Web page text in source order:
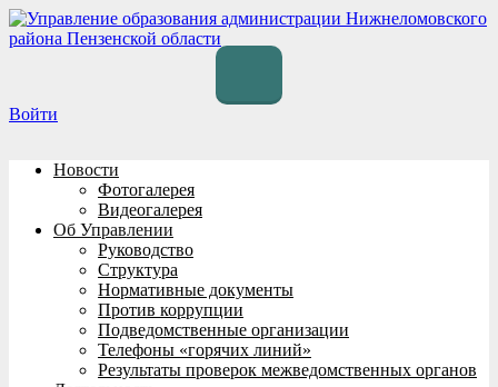
Перейти
к
Войти
Новости
Фотогалерея
Видеогалерея
Об Управлении
Руководство
Структура
Нормативные документы
Против коррупции
Подведомственные организации
Телефоны «горячих линий»
Результаты проверок межведомственных органов